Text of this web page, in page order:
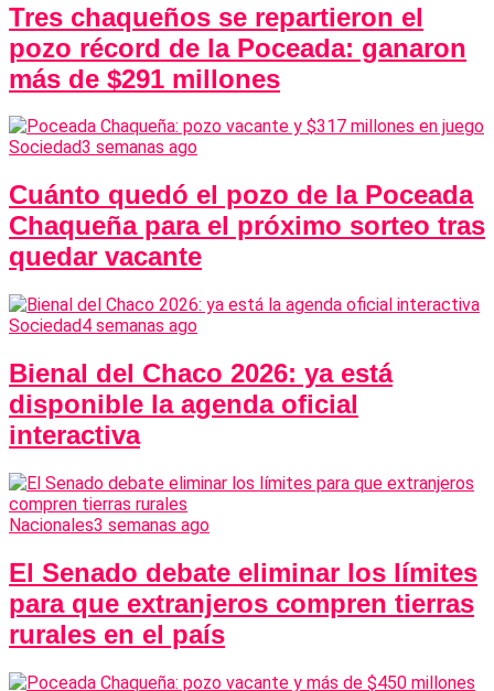
Tres chaqueños se repartieron el
pozo récord de la Poceada: ganaron
más de $291 millones
Sociedad3 semanas ago
Cuánto quedó el pozo de la Poceada
Chaqueña para el próximo sorteo tras
quedar vacante
Sociedad4 semanas ago
Bienal del Chaco 2026: ya está
disponible la agenda oficial
interactiva
Nacionales3 semanas ago
El Senado debate eliminar los límites
para que extranjeros compren tierras
rurales en el país